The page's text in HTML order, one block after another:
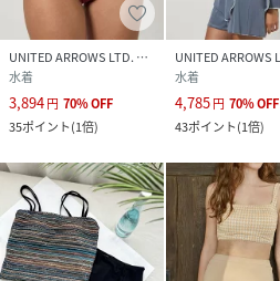
UNITED ARROWS LTD. OUTLET
水着
3,894円 70%OFF
35ポイント(1倍)
水着
4,785円 70%OFF
43ポイント(1倍)